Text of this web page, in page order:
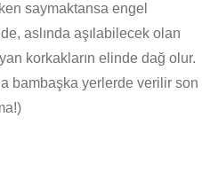
saymaktansa engel
aslında aşılabilecek olan
korkakların elinde dağ olur.
bambaşka yerlerde verilir son